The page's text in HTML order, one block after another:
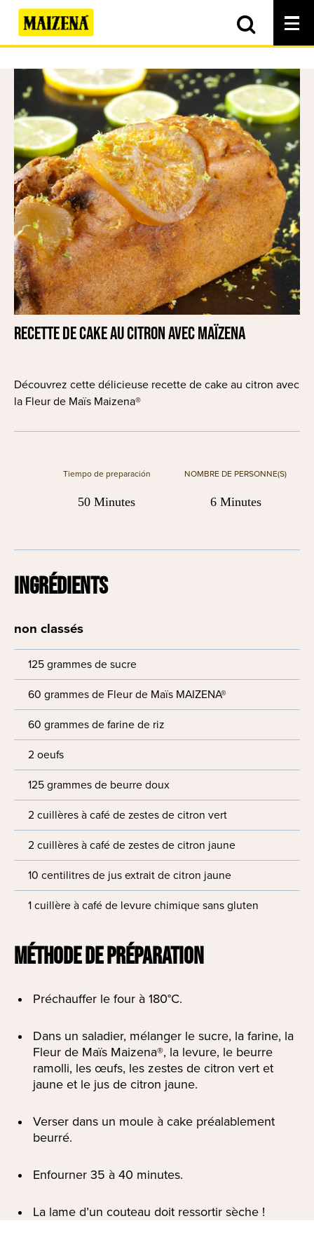
Recette de cake au citron avec Maïzena
Découvrez cette délicieuse recette de cake au citron avec
la Fleur de Maïs Maizena®
Tiempo de preparación
50 Minutes
NOMBRE DE PERSONNE(S)
6 Minutes
INGRÉDIENTS
non classés
125 grammes de sucre
60 grammes de Fleur de Maïs MAIZENA®
60 grammes de farine de riz
2 oeufs
125 grammes de beurre doux
2 cuillères à café de zestes de citron vert
2 cuillères à café de zestes de citron jaune
10 centilitres de jus extrait de citron jaune
1 cuillère à café de levure chimique sans gluten
MÉTHODE DE PRÉPARATION
Préchauffer le four à 180°C.
Dans un saladier, mélanger le sucre, la farine, la
Fleur de Maïs Maizena®, la levure, le beurre
ramolli, les œufs, les zestes de citron vert et
jaune et le jus de citron jaune.
Verser dans un moule à cake préalablement
beurré.
Enfourner 35 à 40 minutes.
La lame d’un couteau doit ressortir sèche !